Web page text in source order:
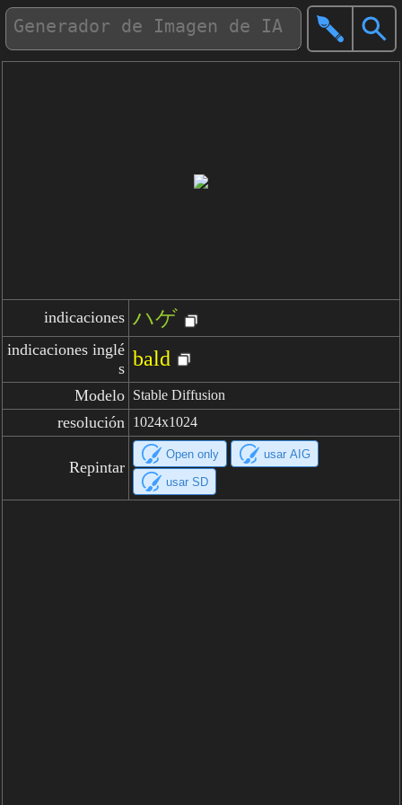
indicaciones ハゲ
indicaciones inglé
s bald
Modelo Stable Diffusion
resolución 1024x1024
Repintar
Open only usar AIG
usar SD